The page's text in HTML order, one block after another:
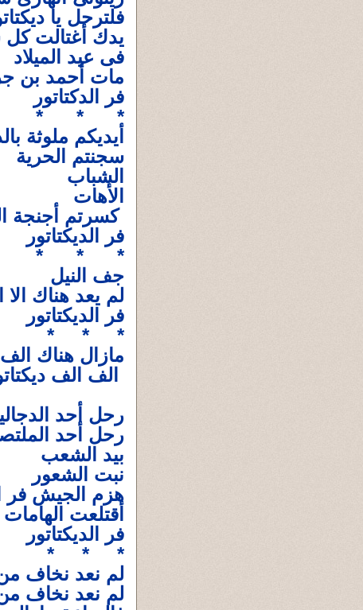
فلترحل يا
يدك أغتالت
فى عيد الميلاد
مات أحمد بن
فر الدكتاتور
* * *
أيديكم ملوثة
سجنتم الحرية
الشباب
الأهات
كسرتم أجنجة
فر الديكتاتور
* * *
جف النيل
لم يعد هناك الا
فر الديكتاتور
* * *
مازال هناك الف
الف الف
رحل أحد
رحل أحد
بيد الشعب
نبت الشعور
هزم الجيش فر
أقتلعت
فر الديكتاتور
* * *
لم نعد نخاف
لم نعد نخاف